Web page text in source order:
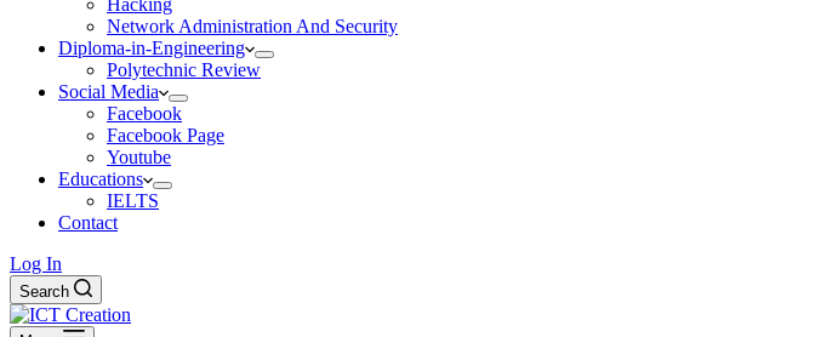
Hacking
Network Administration And Security
Diploma-in-Engineering
Polytechnic Review
Social Media
Facebook
Facebook Page
Youtube
Educations
IELTS
Contact
Log In
Search